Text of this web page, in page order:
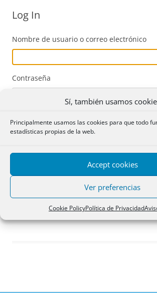
Sí, también usamos
Principalmente usamos las cookies para que todo
estadísticas propias de la web.
Accept cookies
Ver preferencias
Cookie PolicyPolítica de Privacidad
Log In
Nombre de usuario o correo electrónico
Contraseña
Acceder
Registro
¿Has olvidado tu contraseña?